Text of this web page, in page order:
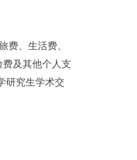
费、生活费、
及其他个人支
研究生学术交